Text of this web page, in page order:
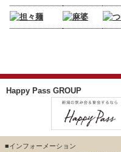
Happy Pass GROUP
■インフォーメーション